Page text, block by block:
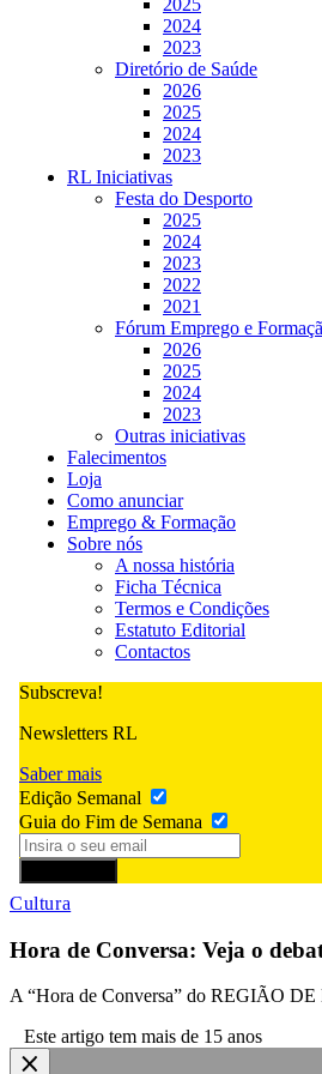
2024
2023
Diretório de Saúde
2026
2025
2024
2023
RL Iniciativas
Festa do Desporto
2025
2024
2023
2022
2021
Fórum Emprego e
2026
2025
2024
2023
Outras iniciativas
Falecimentos
Loja
Como anunciar
Emprego & Formação
Sobre nós
A nossa história
Ficha Técnica
Termos e Condições
Estatuto Editorial
Contactos
Subscreva!
Newsletters RL
Saber mais
Edição Semanal
Guia do Fim de Semana
Cultura
Hora de Conversa: Veja o
A “Hora de Conversa” do REGIÃO DE
Este artigo tem mais de 15 anos